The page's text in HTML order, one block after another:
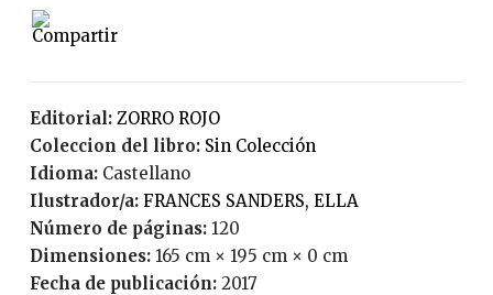
Editorial:
ZORRO ROJO
Coleccion del libro:
Sin Colección
Idioma:
Castellano
Ilustrador/a:
FRANCES SANDERS, ELLA
Número de páginas: 120
Dimensiones: 165 cm × 195 cm × 0 cm
Fecha de publicación:
2017